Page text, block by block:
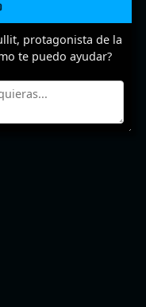
protagonista de la
te puedo ayudar?